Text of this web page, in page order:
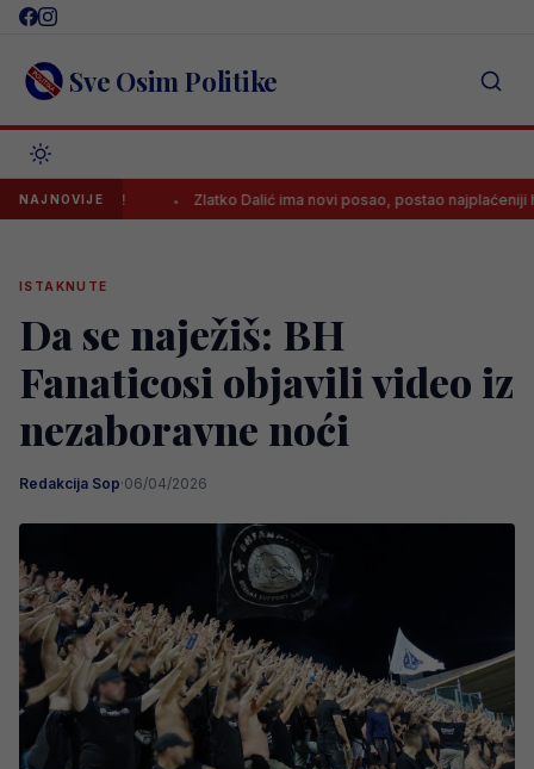
Skip
content Sve Osim Politike
NAJNOVIJE
eura! Zlatko Dalić ima novi posao, postao najplaćeniji
ISTAKNUTE
Da se naježiš: BH
Fanaticosi objavili video iz
nezaboravne noći
Redakcija Sop·06/04/2026